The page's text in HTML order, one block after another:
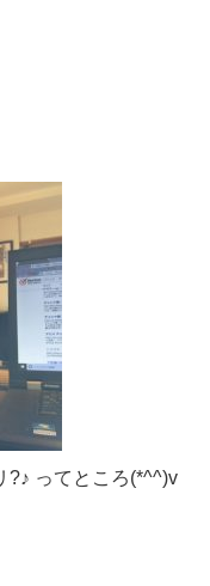
?♪ ってところ(*^^)v